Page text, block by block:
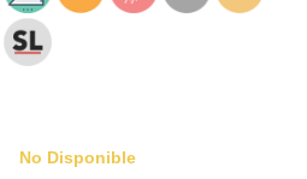
No Disponible